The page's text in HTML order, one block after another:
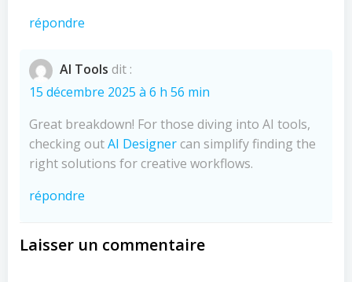
répondre
AI Tools dit :
15 décembre 2025 à 6 h 56 min
Great breakdown! For those diving into AI tools,
checking outAI Designercan simplify finding the
right solutions for creative workflows.
répondre
Laisser un commentaire